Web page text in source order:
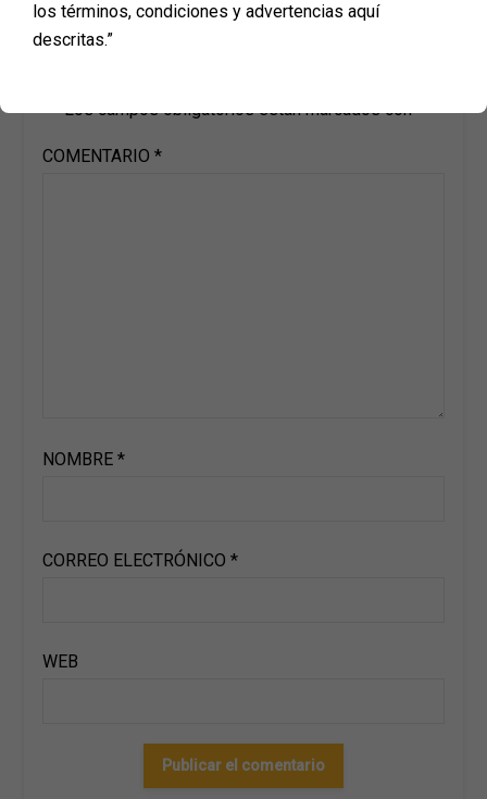
Los campos obligatorios están marcados con*
COMENTARIO *
NOMBRE *
CORREO ELECTRÓNICO *
WEB
los términos, condiciones y advertencias aquí
descritas.”